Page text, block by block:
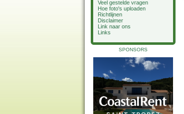
Veel gestelde vragen
Hoe foto's uploaden
Richtlijnen
Disclaimer
Link naar ons
Links
SPONSORS